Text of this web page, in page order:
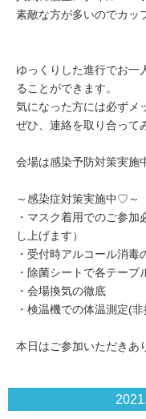
素敵な方が多いのでカッ
ゆっくりした進行でお一
ることができます。
気になった方には必ずメ
ぜひ、連絡を取り合って
会場は感染予防対策実施
～感染症対策実施中♡～
・マスク着用でのご参
し上げます）
・受付時アルコール消毒
・除菌シートで各テーブ
・会場換気の徹底
・検温機での体温測定(
本日はご参加いただきあ